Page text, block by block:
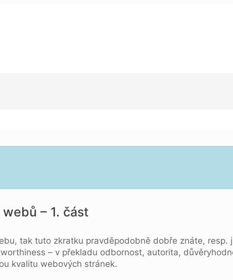
– 1. část
tak tuto zkratku pravděpodobně dobře znáte, resp.
– v překladu odbornost, autorita,
kvalitu webových stránek.